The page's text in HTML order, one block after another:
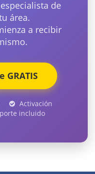
de
área.
a recibir
GRATIS
Activación
incluido